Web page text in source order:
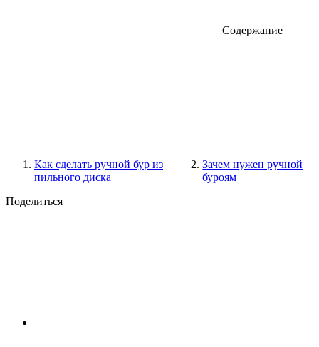
Содержание
Как сделать ручной бур из
пильного диска
Зачем нужен ручной
буроям
Поделиться